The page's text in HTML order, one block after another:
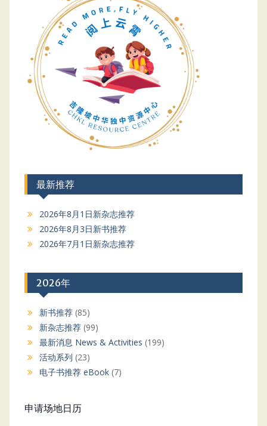
最新推荐
2026年8月1日新杂志推荐
2026年8月3日新书推荐
2026年7月1日新杂志推荐
2026年
新书推荐(85)
新杂志推荐(99)
最新消息 News & Activities (199)
活动系列 (23)
电子书推荐 eBook(7)
申请场地日历